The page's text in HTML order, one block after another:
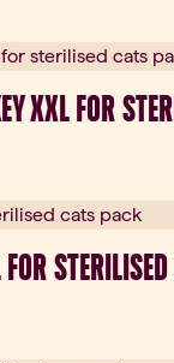
XXL FOR